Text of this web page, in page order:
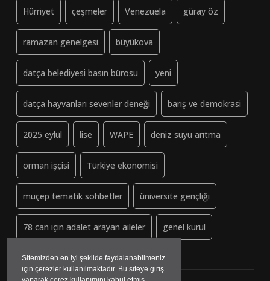
Sitemizden en iyi şekilde faydalanabilmeniz
için çerezler kullanılmaktadır. Bu siteye giriş
Hürriyet çeşmeler Venezuela güray öz
ramazan genelgesi büyükova
datça belediyesi basın bürosu yeni
datça hayvanları sevenler deneği barış ve demokrasi
2025 eylül lise WAPE deniz suyu arıtma
orman işçisi Türkiye ekonomisi
muçep tematik sohbetler üniversite gençliği
78 can için adalet arayan aileler genel kurul